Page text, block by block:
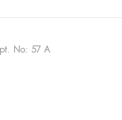
No: 57 A